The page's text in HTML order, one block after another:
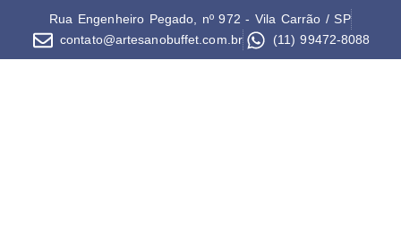
Rua Engenheiro Pegado, nº 972 - Vila Carrão / SP
contato@artesanobuffet.com.br
(11) 99472-8088